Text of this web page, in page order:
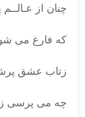
چنان از
که فارغ می
زتاب عشق
چه می پرسی